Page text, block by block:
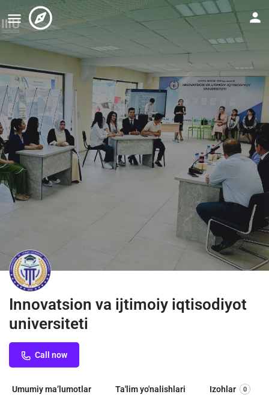
Innovatsion va ijtimoiy iqtisodiyot
universiteti
Call now
Umumiy ma’lumotlar Ta'lim yo'nalishlari Izohlar 0